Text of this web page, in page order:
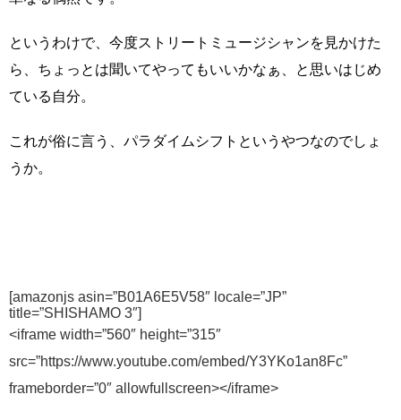
というわけで、今度ストリートミュージシャンを見かけた
ら、ちょっとは聞いてやってもいいかなぁ、と思いはじめ
ている自分。
これが俗に言う、パラダイムシフトというやつなのでしょ
うか。
[amazonjs asin=”B01A6E5V58″ locale=”JP”
title=”SHISHAMO 3″]
<iframe width=”560″ height=”315″
src=”https://www.youtube.com/embed/Y3YKo1an8Fc”
frameborder=”0″ allowfullscreen></iframe>